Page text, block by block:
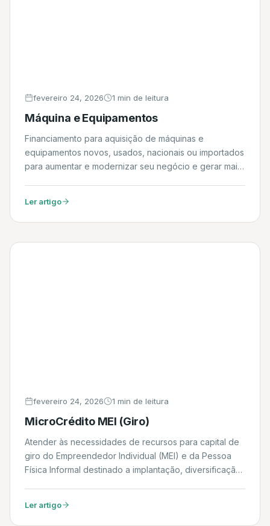
fevereiro 24, 2026 1 min de leitura
Máquina e Equipamentos
Financiamento para aquisição de máquinas e
equipamentos novos, usados, nacionais ou importados
para aumentar e modernizar seu negócio e gerar mais
Ler artigo
fevereiro 24, 2026 1 min de leitura
MicroCrédito MEI (Giro)
Atender às necessidades de recursos para capital de
giro do Empreendedor Individual (MEI) e da Pessoa
Física Informal destinado a implantação, diversificação,
Ler artigo